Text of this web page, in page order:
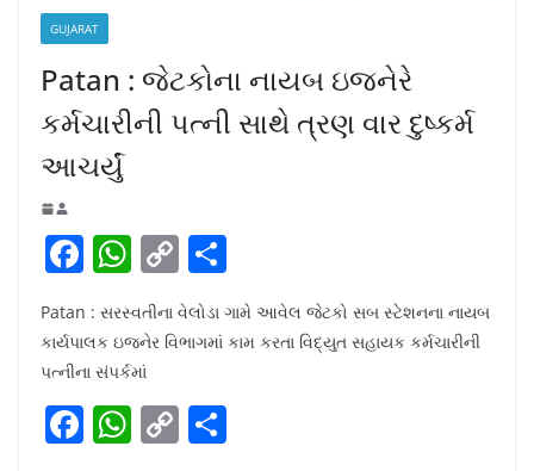
GUJARAT
Patan : જેટકોના નાયબ ઇજનેરે
કર્મચારીની પત્ની સાથે ત્રણ વાર દુષ્કર્મ
આચર્યું
F
c
e
b
o
W
h
at
s
A
p
C
o
p
Li
n
h
ar
Patan : સરસ્વતીના વેલોડા ગામે આવેલ જેટકો સબ સ્ટેશનના નાયબ
કાર્યપાલક ઇજનેર વિભાગમાં કામ કરતા વિદ્યુત સહાયક કર્મચારીની
પત્નીના સંપર્કમાં
F W C